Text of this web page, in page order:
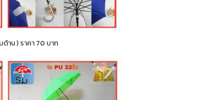
ด้าน ) ราคา 70 บาท